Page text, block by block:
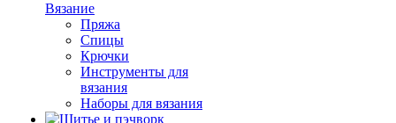
Вязание
Пряжа
Спицы
Крючки
Инструменты для
вязания
Наборы для вязания